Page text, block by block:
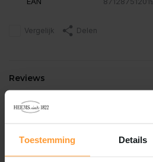
Toestemming Details
Vergelijk Delen
Reviews
Schrijf je eigen review